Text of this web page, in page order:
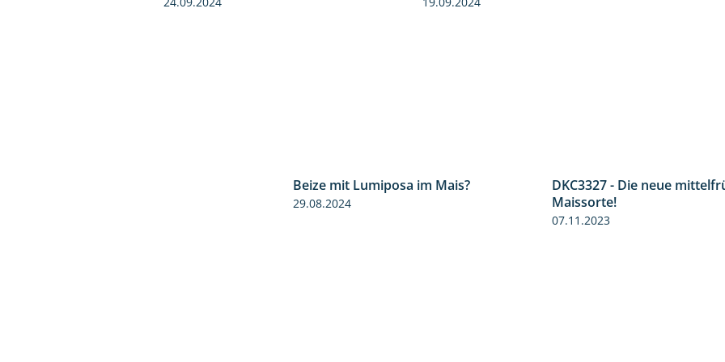
Beize mit Lumiposa im Mais?
29.08.2024
DKC3327 - Die neue
Maissorte!
07.11.2023